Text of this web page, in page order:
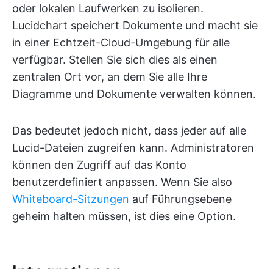
oder lokalen Laufwerken zu isolieren.
Lucidchart speichert Dokumente und macht sie
in einer Echtzeit-Cloud-Umgebung für alle
verfügbar. Stellen Sie sich dies als einen
zentralen Ort vor, an dem Sie alle Ihre
Diagramme und Dokumente verwalten können.
Das bedeutet jedoch nicht, dass jeder auf alle
Lucid-Dateien zugreifen kann. Administratoren
können den Zugriff auf das Konto
benutzerdefiniert anpassen. Wenn Sie also
Whiteboard-Sitzungen auf Führungsebene
geheim halten müssen, ist dies eine Option.